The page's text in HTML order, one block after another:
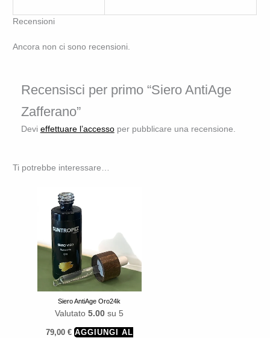
Recensioni
Ancora non ci sono recensioni.
Recensisci per primo “Siero AntiAge
Zafferano”
Devi effettuare l’accessoper pubblicare una recensione.
Ti potrebbe interessare…
Siero AntiAge Oro24k
Valutato5.00 su 5
79,00 € AGGIUNGI AL